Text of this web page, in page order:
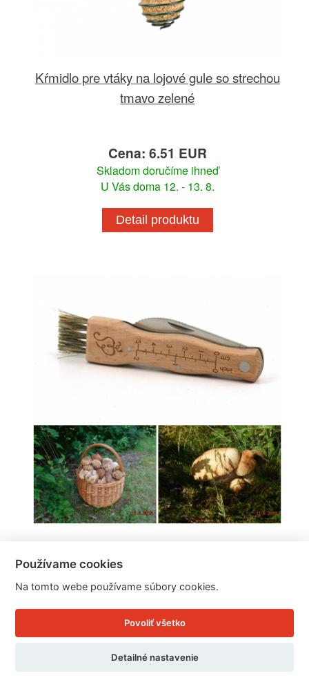
Kŕmidlo pre vtáky na lojové gule so strechou
tmavo zelené
Cena: 6.51 EUR
Skladom doručíme ihneď
U Vás doma 12. - 13. 8.
Detail produktu
Skladom doručíme ihneď
U Vás doma 12. - 13. 8.
Používame cookies
Na tomto webe používame súbory cookies.
Povoliť všetko
Detailné nastavenie